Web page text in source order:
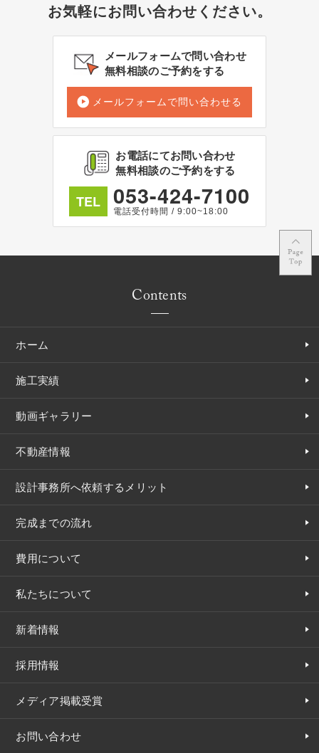
お気軽にお問い合わせください。
メールフォームで問い合わせ
無料相談のご予約をする
メールフォームで問い合わせる
お電話にてお問い合わせ
無料相談のご予約をする
TEL 053-424-7100
電話受付時間 / 9:00~18:00
Contents
ホーム
施工実績
動画ギャラリー
不動産情報
設計事務所へ依頼するメリット
完成までの流れ
費用について
私たちについて
新着情報
採用情報
メディア掲載受賞
お問い合わせ